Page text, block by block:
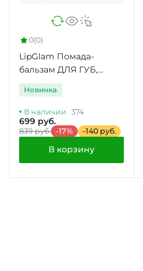
0(0)
LipGlam Помада-
бальзам ДЛЯ ГУБ,
НАСЫЩЕННЫЙ цвет
Новинка
В наличии 374
699 руб.
839 руб. -17% -140 руб.
В корзину